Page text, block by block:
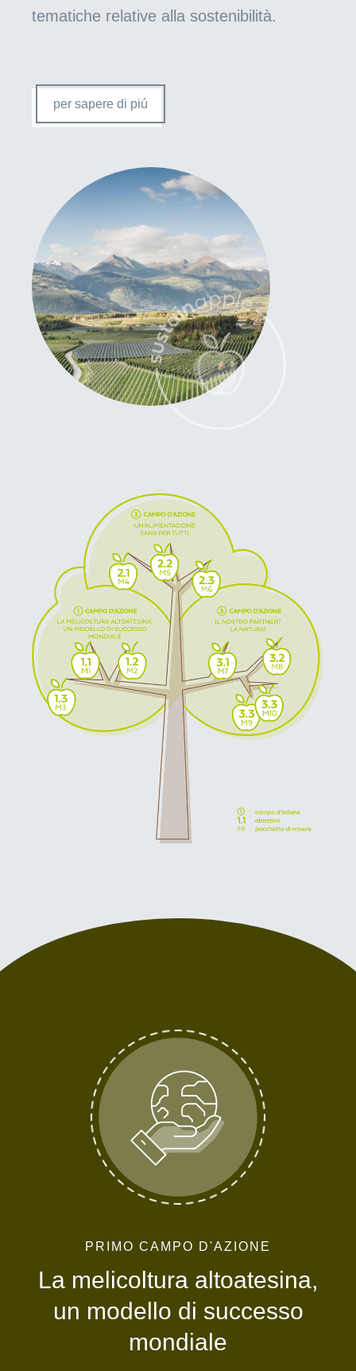
tematiche relative alla sostenibilità.
per sapere di piú
PRIMO CAMPO D'AZIONE
La melicoltura altoatesina,
un modello di successo
mondiale